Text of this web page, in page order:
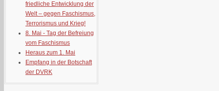
friedliche Entwicklung der
Welt – gegen Faschismus,
Terrorismus und Krieg!
8. Mai - Tag der Befreiung
vom Faschismus
Heraus zum 1. Mai
Empfang in der Botschaft
der DVRK